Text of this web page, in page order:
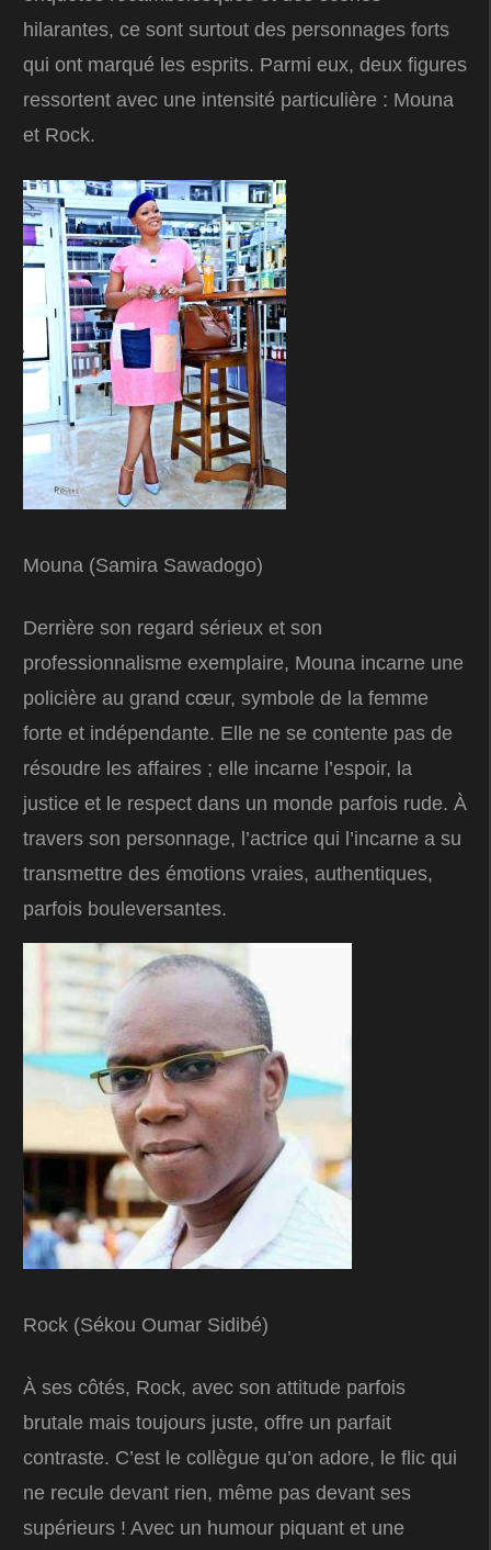
hilarantes, ce sont surtout des personnages forts
qui ont marqué les esprits. Parmi eux, deux figures
ressortent avec une intensité particulière : Mouna
et Rock.
Mouna (Samira Sawadogo)
Derrière son regard sérieux et son
professionnalisme exemplaire, Mouna incarne une
policière au grand cœur, symbole de la femme
forte et indépendante. Elle ne se contente pas de
résoudre les affaires ; elle incarne l’espoir, la
justice et le respect dans un monde parfois rude. À
travers son personnage, l’actrice qui l’incarne a su
transmettre des émotions vraies, authentiques,
parfois bouleversantes.
Rock (Sékou Oumar Sidibé)
À ses côtés, Rock, avec son attitude parfois
brutale mais toujours juste, offre un parfait
contraste. C’est le collègue qu’on adore, le flic qui
ne recule devant rien, même pas devant ses
supérieurs ! Avec un humour piquant et une